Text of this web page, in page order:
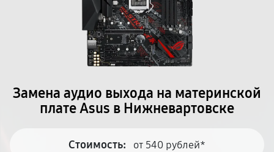
Замена аудио выхода на материнской
плате Asus в Нижневартовске
Стоимость: от 540 рублей*